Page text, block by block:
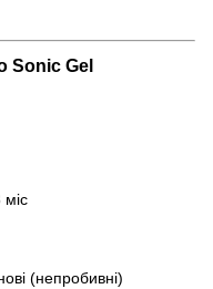
Sonic Gel
міс
(непробивні)